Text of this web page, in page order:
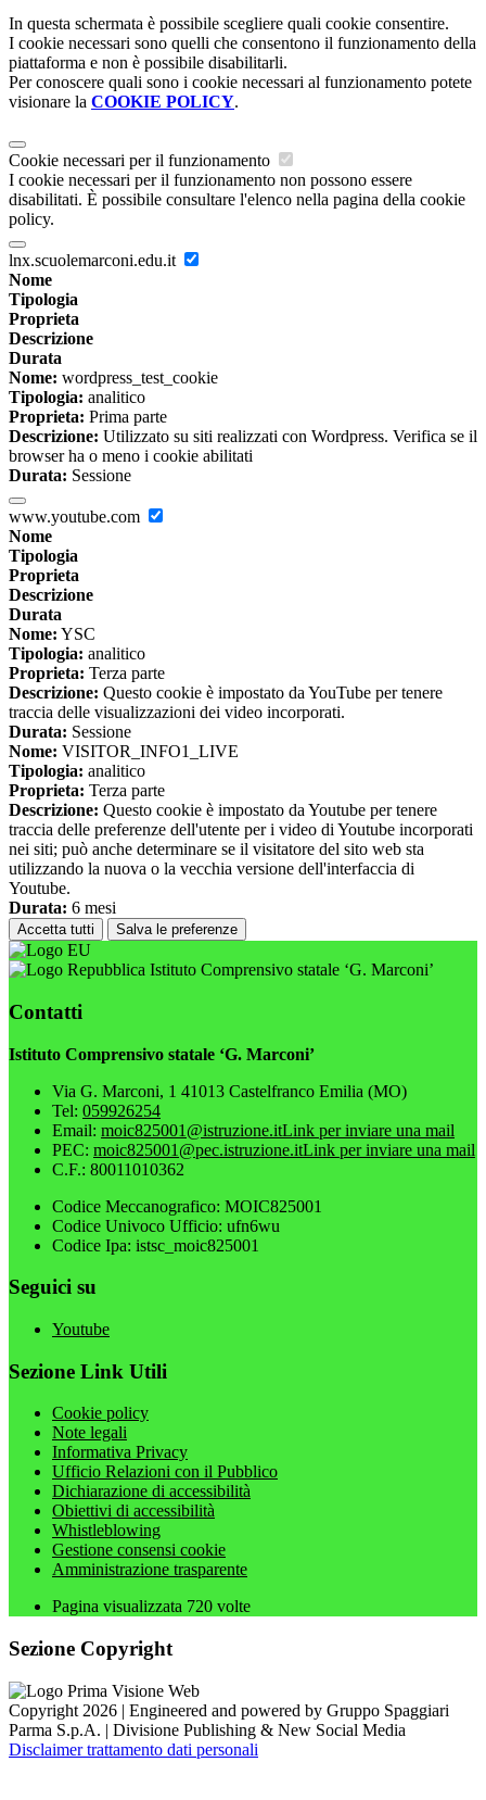
In questa schermata è possibile scegliere quali cookie consentire.
I cookie necessari sono quelli che consentono il funzionamento della
piattaforma e non è possibile disabilitarli.
Per conoscere quali sono i cookie necessari al funzionamento potete
visionare la COOKIE POLICY.
Cookie necessari per il funzionamento
I cookie necessari per il funzionamento non possono essere
disabilitati. È possibile consultare l'elenco nella pagina della cookie
policy.
lnx.scuolemarconi.edu.it
Nome
Tipologia
Proprieta
Descrizione
Durata
Nome: wordpress_test_cookie
Tipologia: analitico
Proprieta: Prima parte
Descrizione: Utilizzato su siti realizzati con Wordpress. Verifica se il
browser ha o meno i cookie abilitati
Durata: Sessione
www.youtube.com
Nome
Tipologia
Proprieta
Descrizione
Durata
Nome: YSC
Tipologia: analitico
Proprieta: Terza parte
Descrizione: Questo cookie è impostato da YouTube per tenere
traccia delle visualizzazioni dei video incorporati.
Durata: Sessione
Nome: VISITOR_INFO1_LIVE
Tipologia: analitico
Proprieta: Terza parte
Descrizione: Questo cookie è impostato da Youtube per tenere
traccia delle preferenze dell'utente per i video di Youtube incorporati
nei siti; può anche determinare se il visitatore del sito web sta
utilizzando la nuova o la vecchia versione dell'interfaccia di
Youtube.
Durata: 6 mesi
Accetta tutti Salva le preferenze
Istituto Comprensivo statale ‘G. Marconi’
Contatti
Istituto Comprensivo statale ‘G. Marconi’
Via G. Marconi, 1 41013 Castelfranco Emilia (MO)
Tel: 059926254
Email: moic825001@istruzione.itLink per inviare una mail
PEC: moic825001@pec.istruzione.itLink per inviare una mail
C.F.: 80011010362
Codice Meccanografico: MOIC825001
Codice Univoco Ufficio: ufn6wu
Codice Ipa: istsc_moic825001
Seguici su
Youtube
Sezione Link Utili
Cookie policy
Note legali
Informativa Privacy
Ufficio Relazioni con il Pubblico
Dichiarazione di accessibilità
Obiettivi di accessibilità
Whistleblowing
Gestione consensi cookie
Amministrazione trasparente
Pagina visualizzata 720 volte
Sezione Copyright
Copyright 2026 | Engineered and powered by Gruppo Spaggiari
Parma S.p.A. | Divisione Publishing & New Social Media
Disclaimer trattamento dati personali